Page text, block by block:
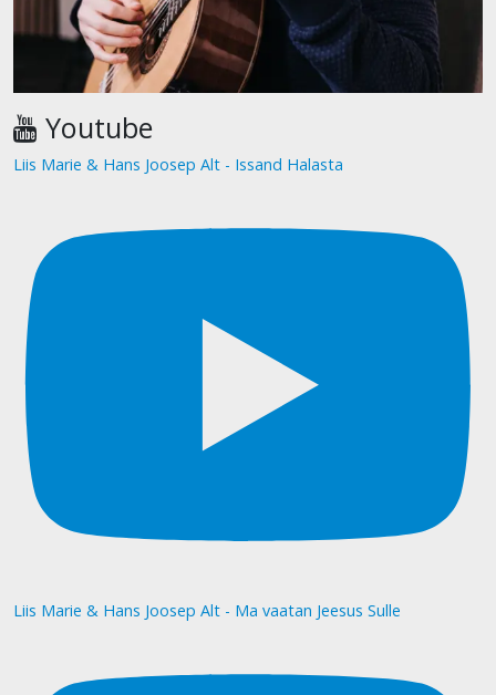
Youtube
Liis Marie & Hans Joosep Alt - Issand Halasta
Liis Marie & Hans Joosep Alt - Ma vaatan Jeesus Sulle